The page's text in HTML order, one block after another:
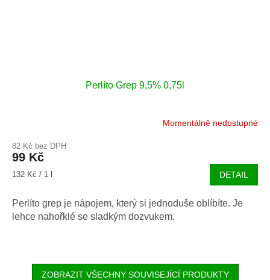
Perlíto Grep 9,5% 0,75l
Momentálně nedostupné
82 Kč bez DPH
99 Kč
Měrná
132 Kč / 1 l DETAIL
Perlíto grep je nápojem, který si jednoduše oblíbíte. Je
lehce nahořklé se sladkým dozvukem.
ZOBRAZIT VŠECHNY SOUVISEJÍCÍ PRODUKTY